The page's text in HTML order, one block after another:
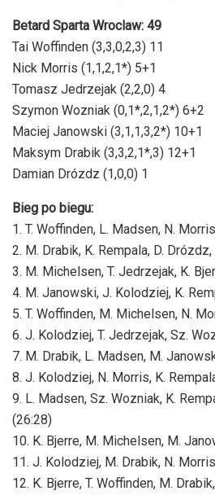
Betard Sparta Wroclaw: 49
Tai Woffinden (3,3,0,2,3) 11
Nick Morris (1,1,2,1*) 5+1
Tomasz Jedrzejak (2,2,0) 4
Szymon Wozniak (0,1*,2,1,2*) 6+2
Maciej Janowski (3,1,1,3,2*) 10+1
Maksym Drabik (3,3,2,1*,3) 12+1
Damian Drózdz (1,0,0) 1
Bieg po biegu:
1. T. Woffinden, L. Madsen, N.
2. M. Drabik, K. Rempala, D.
3. M. Michelsen, T. Jedrzejak, K.
4. M. Janowski, J. Kolodziej, K.
5. T. Woffinden, M. Michelsen, N.
6. J. Kolodziej, T. Jedrzejak, Sz.
7. M. Drabik, L. Madsen, M.
8. J. Kolodziej, N. Morris, K.
9. L. Madsen, Sz. Wozniak, K.
(26:28)
10. K. Bjerre, M. Michelsen, M.
11. J. Kolodziej, M. Drabik, N.
12. K. Bjerre, T. Woffinden, M.